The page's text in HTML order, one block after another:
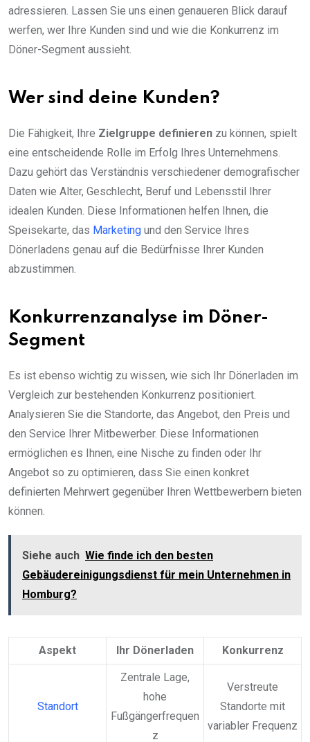
adressieren. Lassen Sie uns einen genaueren Blick darauf
werfen, wer Ihre Kunden sind und wie die Konkurrenz im
Döner-Segment aussieht.
Wer sind deine Kunden?
Die Fähigkeit, Ihre Zielgruppe definieren zu können, spielt
eine entscheidende Rolle im Erfolg Ihres Unternehmens.
Dazu gehört das Verständnis verschiedener demografischer
Daten wie Alter, Geschlecht, Beruf und Lebensstil Ihrer
idealen Kunden. Diese Informationen helfen Ihnen, die
Speisekarte, das Marketing und den Service Ihres
Dönerladens genau auf die Bedürfnisse Ihrer Kunden
abzustimmen.
Konkurrenzanalyse im Döner-
Segment
Es ist ebenso wichtig zu wissen, wie sich Ihr Dönerladen im
Vergleich zur bestehenden Konkurrenz positioniert.
Analysieren Sie die Standorte, das Angebot, den Preis und
den Service Ihrer Mitbewerber. Diese Informationen
ermöglichen es Ihnen, eine Nische zu finden oder Ihr
Angebot so zu optimieren, dass Sie einen konkret
definierten Mehrwert gegenüber Ihren Wettbewerbern bieten
können.
Siehe auch Wie finde ich den besten
Gebäudereinigungsdienst für mein Unternehmen in
Homburg?
Aspekt Ihr Dönerladen Konkurrenz
Standort
Zentrale Lage,
hohe
Fußgängerfrequen
z
Verstreute
Standorte mit
variabler Frequenz